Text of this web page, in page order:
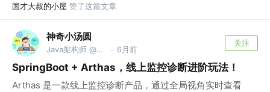
国才大叔的小屋 赞了这篇文章
神奇小汤圆
Java架构师 @字节跳动 · 6月前
关注
SpringBoot + Arthas，线上监控诊断进阶玩法！
Arthas 是一款线上监控诊断产品，通过全局视角实时查看